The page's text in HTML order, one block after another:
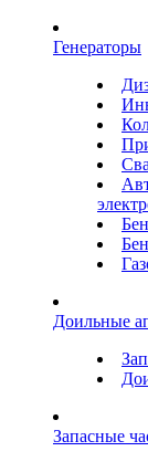
Генераторы
Доильные
Запасные